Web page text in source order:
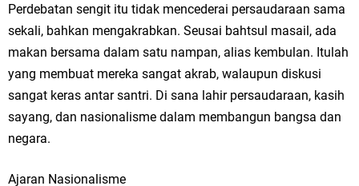
Perdebatan sengit itu tidak mencederai persaudaraan sama
sekali, bahkan mengakrabkan. Seusai bahtsul masail, ada
makan bersama dalam satu nampan, alias kembulan. Itulah
yang membuat mereka sangat akrab, walaupun diskusi
sangat keras antar santri. Di sana lahir persaudaraan, kasih
sayang, dan nasionalisme dalam membangun bangsa dan
negara.
Ajaran Nasionalisme